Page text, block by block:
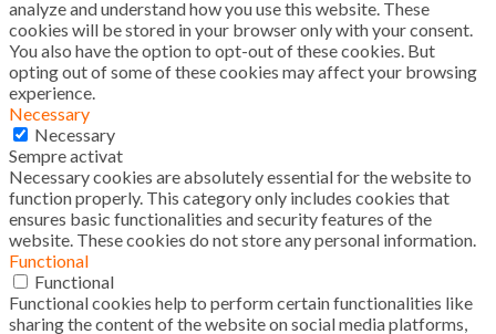
analyze and understand how you use this website. These
cookies will be stored in your browser only with your consent.
You also have the option to opt-out of these cookies. But
opting out of some of these cookies may affect your browsing
experience.
Necessary
Necessary
Sempre activat
Necessary cookies are absolutely essential for the website to
function properly. This category only includes cookies that
ensures basic functionalities and security features of the
website. These cookies do not store any personal information.
Functional
Functional
Functional cookies help to perform certain functionalities like
sharing the content of the website on social media platforms,